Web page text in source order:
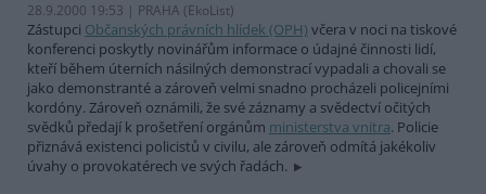
28.9.2000 19:53 | PRAHA (EkoList)
Zástupci Občanských právních hlídek (OPH) včera v noci na tiskové
konferenci poskytly novinářům informace o údajné činnosti lidí,
kteří během úterních násilných demonstrací vypadali a chovali se
jako demonstranté a zároveň velmi snadno procházeli policejními
kordóny. Zároveň oznámili, že své záznamy a svědectví očitých
svědků předají k prošetření orgánům ministerstva vnitra. Policie
přiznává existenci policistů v civilu, ale zároveň odmítá jakékoliv
úvahy o provokatérech ve svých řadách.